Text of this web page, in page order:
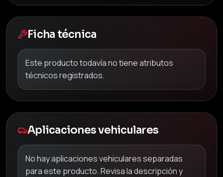
Ficha técnica
Este producto todavía no tiene atributos
técnicos registrados.
Aplicaciones vehiculares
No hay aplicaciones vehiculares separadas
para este producto. Revisa la descripción y